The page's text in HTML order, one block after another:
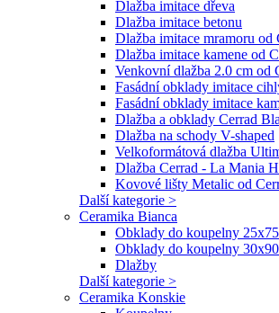
Dlažba imitace dřeva
Dlažba imitace betonu
Dlažba imitace mramoru od
Dlažba imitace kamene od
Venkovní dlažba 2.0 cm od
Fasádní obklady imitace
Fasádní obklady imitace
Dlažba a obklady Cerrad
Dlažba na schody V-shaped
Velkoformátová dlažba
Dlažba Cerrad - La Mania
Kovové lišty Metalic od
Další kategorie >
Ceramika Bianca
Obklady do koupelny 25x75
Obklady do koupelny 30x90
Dlažby
Další kategorie >
Ceramika Konskie